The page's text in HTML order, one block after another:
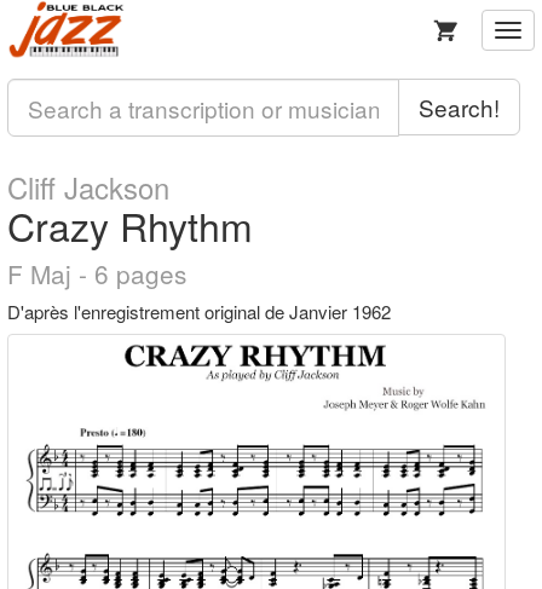
Search!
Cliff Jackson
Crazy Rhythm
F Maj - 6 pages
D'après l'enregistrement original de Janvier 1962